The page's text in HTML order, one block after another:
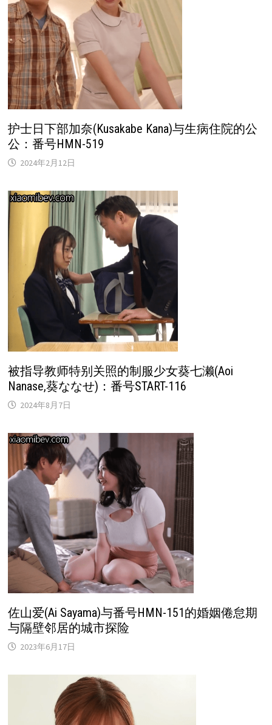
护士日下部加奈(Kusakabe Kana)与生病住院的公
公：番号HMN-519
2024年2月12日
被指导教师特别关照的制服少女葵七濑(Aoi
Nanase,葵ななせ)：番号START-116
2024年8月7日
佐山爱(Ai Sayama)与番号HMN-151的婚姻倦怠期
与隔壁邻居的城市探险
2023年6月17日